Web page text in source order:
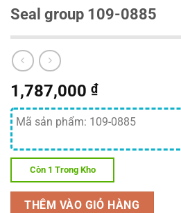
Seal group 109-0885
1,787,000 ₫
Mã sản phẩm: 109-0885
Còn 1 Trong Kho
THÊM VÀO GIỎ HÀNG